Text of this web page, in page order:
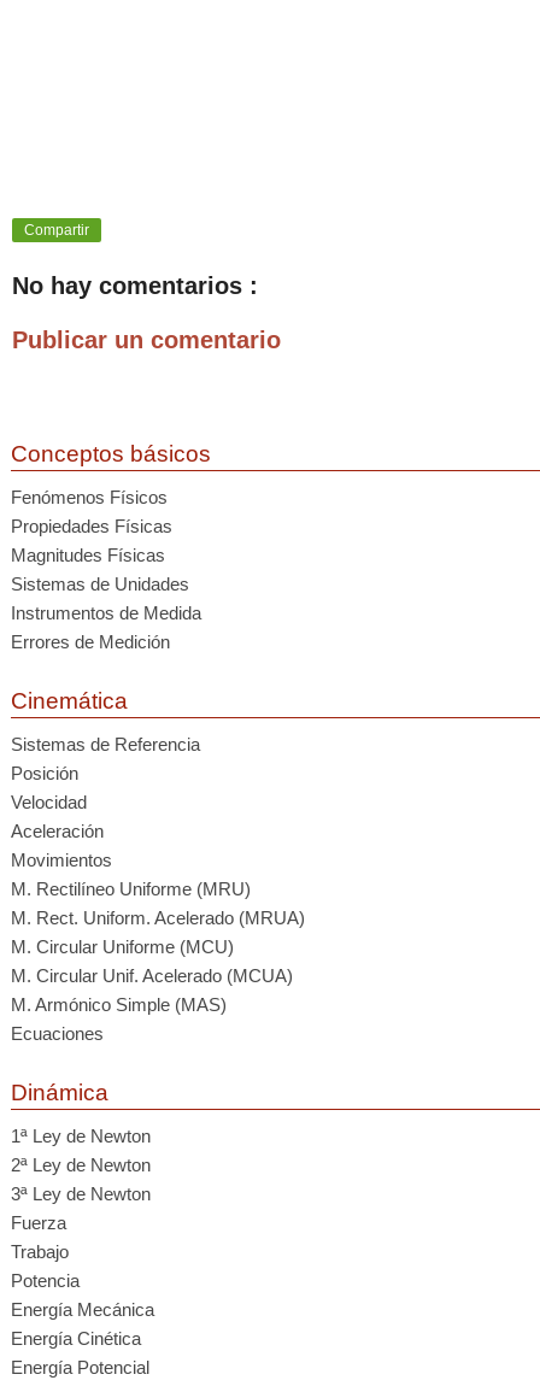
Compartir
No hay comentarios :
Publicar un comentario
Conceptos básicos
Fenómenos Físicos
Propiedades Físicas
Magnitudes Físicas
Sistemas de Unidades
Instrumentos de Medida
Errores de Medición
Cinemática
Sistemas de Referencia
Posición
Velocidad
Aceleración
Movimientos
M. Rectilíneo Uniforme (MRU)
M. Rect. Uniform. Acelerado (MRUA)
M. Circular Uniforme (MCU)
M. Circular Unif. Acelerado (MCUA)
M. Armónico Simple (MAS)
Ecuaciones
Dinámica
1ª Ley de Newton
2ª Ley de Newton
3ª Ley de Newton
Fuerza
Trabajo
Potencia
Energía Mecánica
Energía Cinética
Energía Potencial